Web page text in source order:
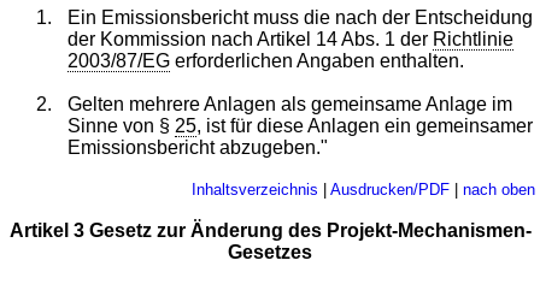
1.
Ein Emissionsbericht muss die nach der Entscheidung
der Kommission nach Artikel 14 Abs. 1 der Richtlinie
2003/87/EGerforderlichen Angaben enthalten.
2.
Gelten mehrere Anlagen als gemeinsame Anlage im
Sinne von § 25, ist für diese Anlagen ein gemeinsamer
Emissionsbericht abzugeben."
Inhaltsverzeichnis Ausdrucken/PDF| nach oben
Artikel 3 Gesetz zur Änderung des Projekt-Mechanismen-
Gesetzes